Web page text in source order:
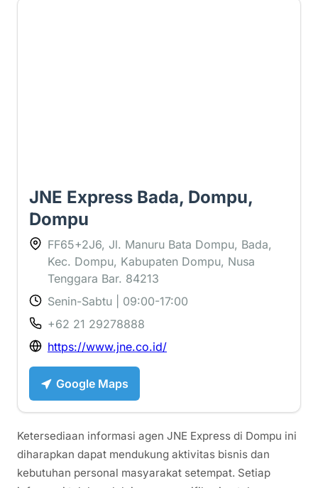
JNE Express Bada, Dompu,
Dompu
FF65+2J6, Jl. Manuru Bata Dompu, Bada,
Kec. Dompu, Kabupaten Dompu, Nusa
Tenggara Bar. 84213
Senin-Sabtu | 09:00-17:00
+62 21 29278888
https://www.jne.co.id/
Google Maps
Ketersediaan informasi agen JNE Express di Dompu ini
diharapkan dapat mendukung aktivitas bisnis dan
kebutuhan personal masyarakat setempat. Setiap